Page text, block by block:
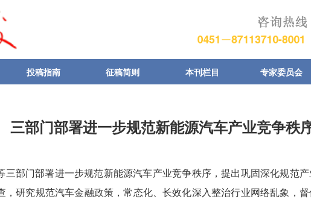
投稿指南 征稿简则 本刊栏目 专家委员会
三部门部署进一步规范新能源汽车产业竞争秩
三部门部署进一步规范新能源汽车产业竞争秩序，提出巩固深化规范
，研究规范汽车金融政策，常态化、长效化深入整治行业网络乱象，